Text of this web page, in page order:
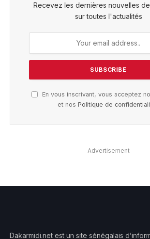
Recevez les dernières nouvelles
sur toutes l'actualités
En vous inscrivant, vous acceptez
et nos Politique de
Advertisement
Dakarmidi.net est un site sénégalais